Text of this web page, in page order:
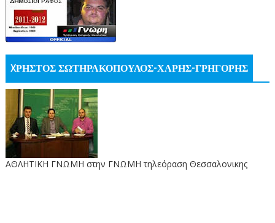
XΡΗΣΤΟΣ ΣΩΤΗΡΑΚΟΠΟΥΛΟΣ-ΧΑΡΗΣ-ΓΡΗΓΟΡΗΣ
ΑΘΛΗΤΙΚΗ ΓΝΩΜΗ στην ΓΝΩΜΗ τηλεόραση Θεσσαλονικης